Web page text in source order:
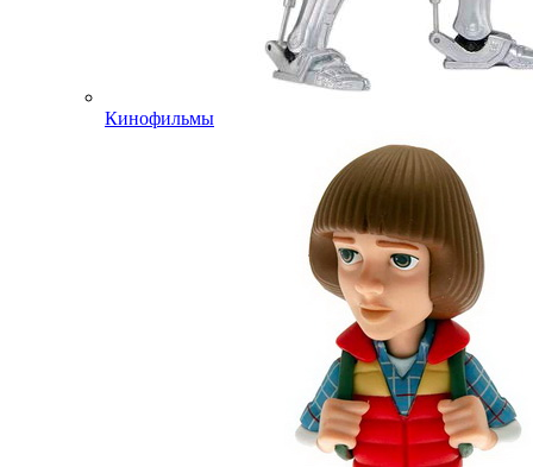
Кинофильмы